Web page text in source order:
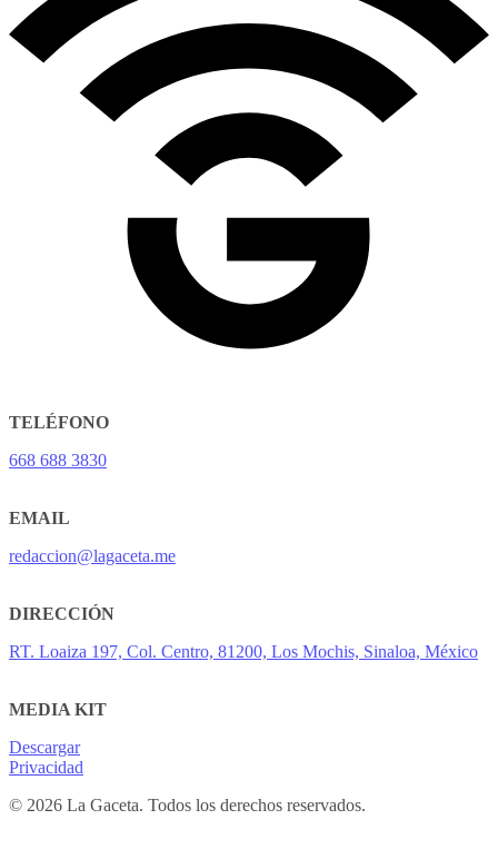
TELÉFONO
668 688 3830
EMAIL
redaccion@lagaceta.me
DIRECCIÓN
RT. Loaiza 197, Col. Centro, 81200, Los Mochis, Sinaloa, México
MEDIA KIT
Descargar
Privacidad
© 2026 La Gaceta. Todos los derechos reservados.